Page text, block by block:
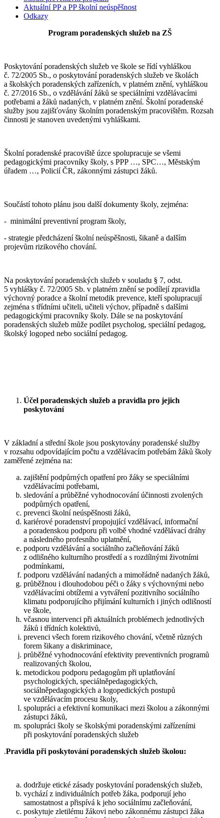
Aktuální PP a PP školní neúspěšnost
Odkazy
Program poradenských služeb na ZŠ
Poskytování poradenských služeb ve škole se řídí vyhláškou
č. 72/2005 Sb., o poskytování poradenských služeb ve školách
a školských poradenských zařízeních, v platném znění, vyhláškou
č. 27/2016 Sb., o vzdělávání žáků se speciálními vzdělávacími
potřebami a žáků nadaných, v platném znění. Školní poradenské
služby jsou zajišťovány školním poradenským pracovištěm. Rozsah
činnosti je stanoven uvedenými vyhláškami.
Školní poradenské pracoviště úzce spolupracuje se všemi
pedagogickými pracovníky školy, s PPP …, SPC…, Městským
úřadem …, Policií ČR, zákonnými zástupci žáků.
Součástí tohoto plánu jsou další dokumenty školy, zejména:
- minimální preventivní program školy,
- strategie předcházení školní neúspěšnosti, šikaně a dalším
projevům rizikového chování.
Na poskytování poradenských služeb v souladu § 7, odst.
5 vyhlášky č. 72/2005 Sb. v platném znění se podílejí zpravidla
výchovný poradce a školní metodik prevence, kteří spolupracují
zejména s třídními učiteli, učiteli výchov, případně s dalšími
pedagogickými pracovníky školy. Dále se na poskytování
poradenských služeb může podílet psycholog, speciální pedagog,
školský logoped nebo sociální pedagog.
Účel poradenských služeb a pravidla pro jejich
poskytování
V základní a střední škole jsou poskytovány poradenské služby
v rozsahu odpovídajícím počtu a vzdělávacím potřebám žáků školy
zaměřené zejména na:
zajištění podpůrných opatření pro žáky se speciálními
vzdělávacími potřebami,
sledování a průběžné vyhodnocování účinnosti zvolených
podpůrných opatření,
prevenci školní neúspěšnosti žáků,
kariérové poradenství propojující vzdělávací, informační
a poradenskou podporu při volbě vhodné vzdělávací dráhy
a následného profesního uplatnění,
podporu vzdělávání a sociálního začleňování žáků
z odlišného kulturního prostředí a s rozdílnými životními
podmínkami,
podporu vzdělávání nadaných a mimořádně nadaných žáků,
průběžnou i dlouhodobou péči o žáky s výchovnými nebo
vzdělávacími obtížemi a vytváření pozitivního sociálního
klimatu podporujícího přijímání kulturních i jiných odlišností
ve škole,
včasnou intervenci při aktuálních problémech jednotlivých
žáků i třídních kolektivů,
prevenci všech forem rizikového chování, včetně různých
forem šikany a diskriminace,
průběžné vyhodnocování efektivity preventivních programů
realizovaných školou,
metodickou podporu pedagogům při uplatňování
psychologických, speciálněpedagogických,
sociálněpedagogických a logopedických postupů
ve vzdělávacím procesu školy,
spolupráci a efektivní komunikaci mezi školou a zákonnými
zástupci žáků,
spolupráci školy se školskými poradenskými zařízeními
při poskytování poradenských služeb
.Pravidla při poskytování poradenských služeb školou:
dodržuje etické zásady poskytování poradenských služeb,
vychází z individuálních potřeb žáka, podporují jeho
samostatnost a přispívá k jeho sociálnímu začleňování,
poskytuje zletilému žákovi nebo zákonnému zástupci žáka